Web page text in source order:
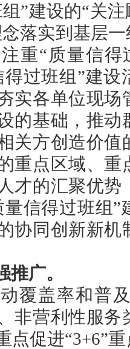
”建设的“关
落实到基层
重“质量信
过班组”建
实各单位现
的基础，推
关方创造价
重点区域、
才的汇聚优
信得过班组
协同创新新
推广。
覆盖率和普
非营利性服
点促进“3+6”